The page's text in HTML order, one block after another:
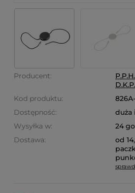
Producent:
Kod produktu:
Dostępność:
duża
Wysyłka w:
24
Dostawa:
od
Cena nie zawiera ewentualnych